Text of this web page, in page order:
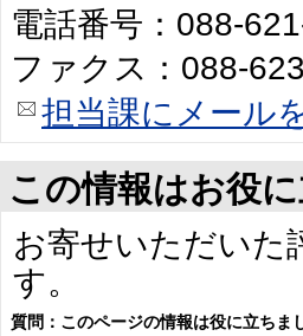
電話番号：088-
ファクス：088-
担当課にメール
この情報はお役
お寄せいただいた
す。
質問：このページの情報は役に立ちま